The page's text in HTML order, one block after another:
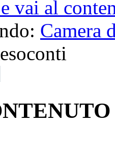
vai al
Camera